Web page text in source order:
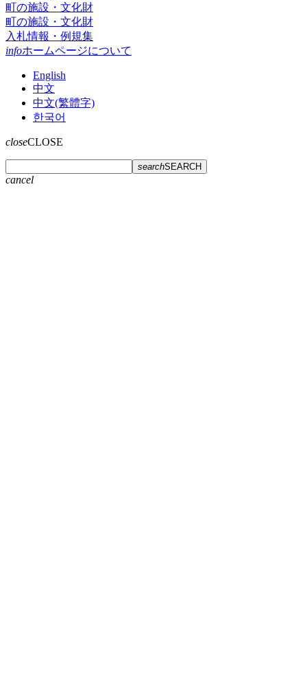
町の施設・文化財
町の施設・文化財
入札情報・例規集
infoホームページについて
English
中文
中文(繁體字)
한국어
closeCLOSE
searchSEARCH
cancel